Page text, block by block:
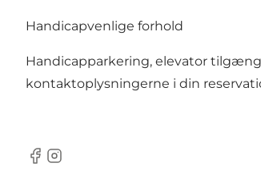
Handicapvenlige forhold
Handicapparkering, elevator
kontaktoplysningerne i din
Facebook
Instagram